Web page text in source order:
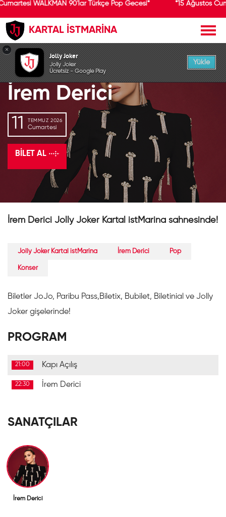
WALKMAN 90'lar Türkçe Pop Gecesi* *15 Ağustos
KARTAL İSTMARİNA
GEÇMİŞ ETKİNLİK
İrem Derici
11 TEMMUZ 2026
Cumartesi
BILET AL
İrem Derici Jolly Joker Kartal istMarina sahnesinde!
Jolly Joker Kartal istMarina İrem Derici Pop
Konser
Biletler JoJo, Paribu Pass,Biletix, Bubilet, Biletinial ve Jolly
Joker gişelerinde!
PROGRAM
21:00 Kapı Açılış
22:30 İrem Derici
SANATÇILAR
İrem Derici
×
Jolly Joker
Jolly Joker
Ücretsiz - Google Play
Yükle